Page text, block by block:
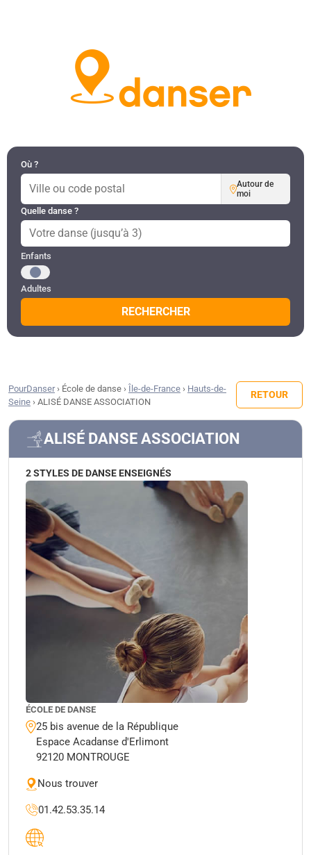
Où ?
Autour de
moi
Quelle danse ?
Public recherché
Enfants
Adultes
RECHERCHER
PourDanser› École de danse › Île-de-France › Hauts-de-
Seine › ALISÉ DANSE ASSOCIATION
RETOUR
ALISÉ DANSE ASSOCIATION
2 STYLES DE DANSE ENSEIGNÉS
ÉCOLE DE DANSE
25 bis avenue de la République
Espace Acadanse d'Erlimont
92120 MONTROUGE
Nous trouver
01.42.53.35.14